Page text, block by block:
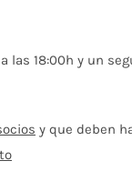
las 18:00h y un
y que deben